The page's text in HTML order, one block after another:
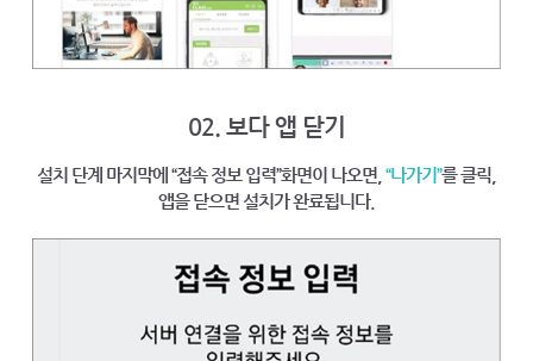
02. 보다 앱 닫기
설치 단계 마지막에 “접속 정보 입력”화면이 나오면, “나가기”를 클릭,
앱을 닫으면 설치가 완료됩니다.